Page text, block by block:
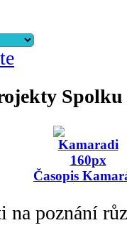
Spolku
Časopis
na poznání